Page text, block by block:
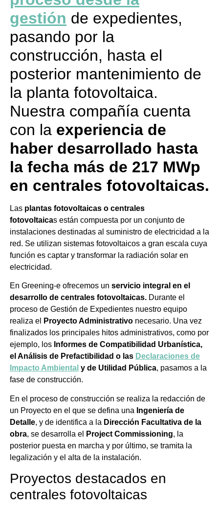
gestión de expedientes,
pasando por la
construcción, hasta el
posterior mantenimiento de
la planta fotovoltaica.
Nuestra compañía cuenta
con la experiencia de
haber desarrollado hasta
la fecha más de 217 MWp
en centrales fotovoltaicas.
Las plantas fotovoltaicas o centrales
fotovoltaicas están compuesta por un conjunto de
instalaciones destinadas al suministro de electricidad a la
red. Se utilizan sistemas fotovoltaicos a gran escala cuya
función es captar y transformar la radiación solar en
electricidad.
En Greening-e ofrecemos un servicio integral en el
desarrollo de centrales fotovoltaicas. Durante el
proceso de Gestión de Expedientes nuestro equipo
realiza el
Proyecto Administrativo necesario. Una vez
finalizados los principales hitos administrativos, como por
ejemplo, los Informes de Compatibilidad Urbanística,
el Análisis de Prefactibilidad o las Declaraciones de
Impacto Ambiental y de Utilidad Pública, pasamos a la
fase de construcción.
En el proceso de construcción se realiza la redacción de
un Proyecto en el que se defina una Ingeniería de
Detalle, y de identifica a la Dirección Facultativa de la
obra, se desarrolla el Project Commissioning, la
posterior puesta en marcha y por último, se tramita la
legalización y el alta de la instalación.
Proyectos destacados en
centrales fotovoltaicas